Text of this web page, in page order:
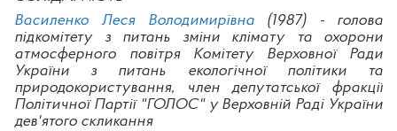
Василенко Леся Володимирівна(1987) - голова
підкомітету з питань зміни клімату та охорони
атмосферного повітря Комітету Верховної Ради
України з питань екологічної політики та
природокористування, член депутатської фракції
Політичної Партії "ГОЛОС" у Верховній Раді України
дев'ятого скликання